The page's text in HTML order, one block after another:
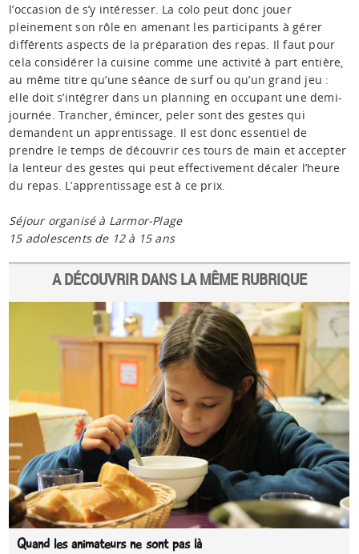
l’occasion de s’y intéresser. La colo peut donc jouer
pleinement son rôle en amenant les participants à gérer
différents aspects de la préparation des repas. Il faut pour
cela considérer la cuisine comme une activité à part entière,
au même titre qu’une séance de surf ou qu’un grand jeu :
elle doit s’intégrer dans un planning en occupant une demi-
journée. Trancher, émincer, peler sont des gestes qui
demandent un apprentissage. Il est donc essentiel de
prendre le temps de découvrir ces tours de main et accepter
la lenteur des gestes qui peut effectivement décaler l’heure
du repas. L’apprentissage est à ce prix.
Séjour organisé à Larmor-Plage
15 adolescents de 12 à 15 ans
A DÉCOUVRIR DANS LA MÊME RUBRIQUE
Quand les animateurs ne sont pas là